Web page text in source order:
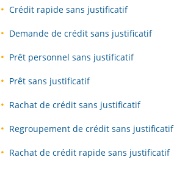
Crédit rapide sans justificatif
Demande de crédit sans justificatif
Prêt personnel sans justificatif
Prêt sans justificatif
Rachat de crédit sans justificatif
Regroupement de crédit sans justificatif
Rachat de crédit rapide sans justificatif